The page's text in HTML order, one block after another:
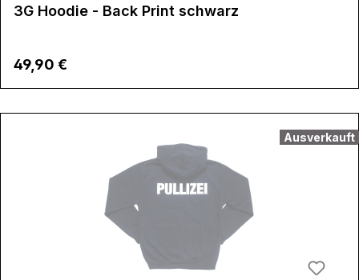
3G Hoodie - Back Print schwarz
Regulärer Preis:
49,90 €
Ausverkauft